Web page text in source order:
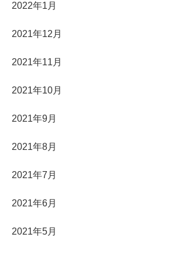
2022年1月
2021年12月
2021年11月
2021年10月
2021年9月
2021年8月
2021年7月
2021年6月
2021年5月